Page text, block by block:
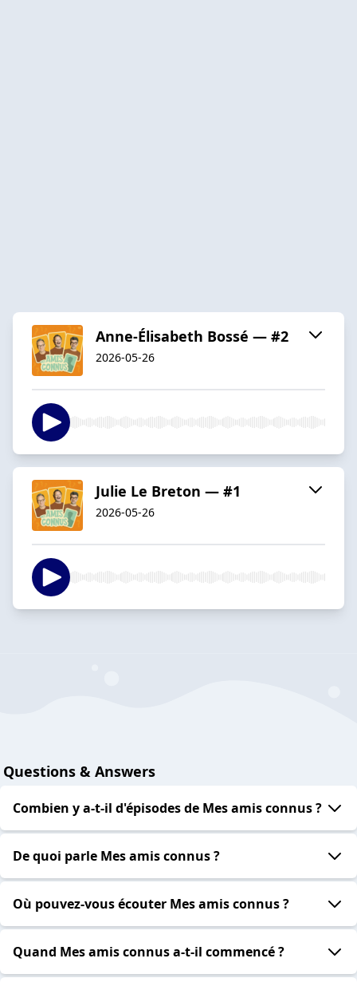
Anne-Élisabeth Bossé — #2
2026-05-26
Julie Le Breton — #1
2026-05-26
Questions & Answers
Combien y a-t-il d'épisodes de Mes amis connus ?
De quoi parle Mes amis connus ?
Où pouvez-vous écouter Mes amis connus ?
Quand Mes amis connus a-t-il commencé ?